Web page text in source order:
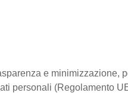
e minimizzazione,
personali (Regolamento